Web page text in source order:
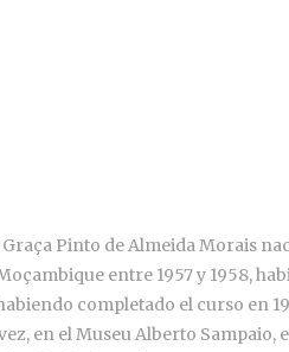
Pinto de Almeida Morais
entre 1957 y 1958,
completado el curso en
en el Museu Alberto Sampaio,